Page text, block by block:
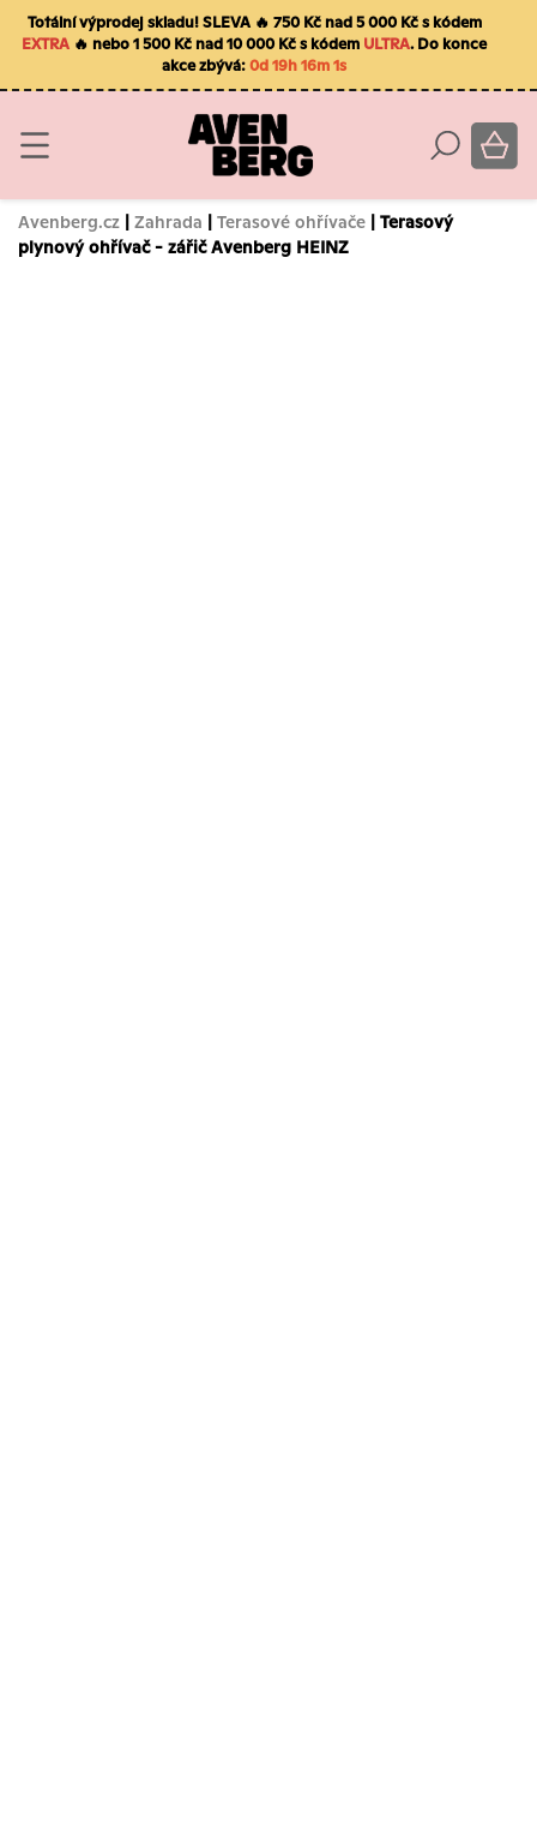
Totální výprodej skladu! SLEVA 🔥 750 Kč nad 5 000 Kč s kódem
EXTRA 🔥 nebo 1 500 Kč nad 10 000 Kč s kódem ULTRA. Do konce
akce zbývá:0d 19h 16m 0s
Avenberg.cz | Zahrada | Terasové ohřívače | Terasový
plynový ohřívač - zářič Avenberg HEINZ